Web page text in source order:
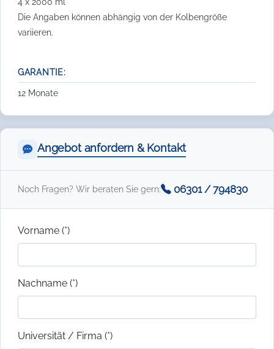
Die Angaben können abhängig von der Kolbengröße
variieren.
GARANTIE:
12 Monate
Angebot anfordern & Kontakt
Noch Fragen? Wir beraten Sie gern: 06301 / 794830
Vorname (*)
Nachname (*)
Universität / Firma (*)